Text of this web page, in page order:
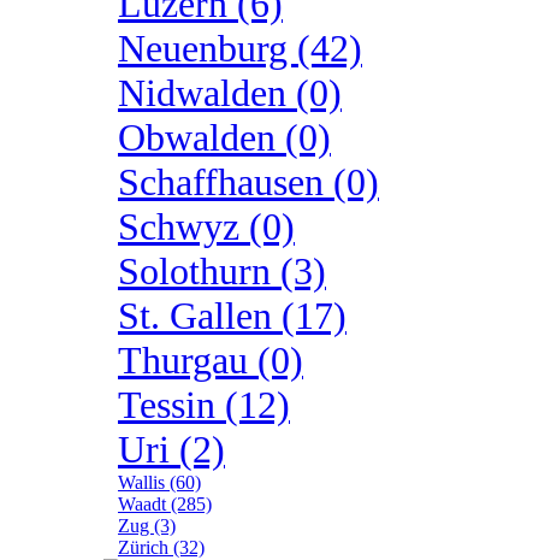
Neuenburg (42)
Nidwalden (0)
Obwalden (0)
Schaffhausen (0)
Schwyz (0)
Solothurn (3)
St. Gallen (17)
Thurgau (0)
Tessin (12)
Uri (2)
Wallis (60)
Waadt (285)
Zug (3)
Zürich (32)